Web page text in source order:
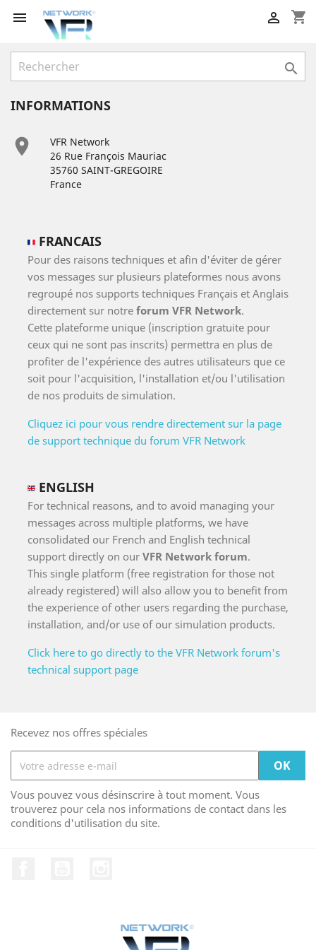
 shopping_cart


INFORMATIONS

VFR Network
26 Rue François Mauriac
35760 SAINT-GREGOIRE
France
FRANCAIS
Pour des raisons techniques et afin d'éviter de gérer
vos messages sur plusieurs plateformes nous avons
regroupé nos supports techniques Français et Anglais
directement sur notre forum VFR Network.
Cette plateforme unique (inscription gratuite pour
ceux qui ne sont pas inscrits) permettra en plus de
profiter de l'expérience des autres utilisateurs que ce
soit pour l'acquisition, l'installation et/ou l'utilisation
de nos produits de simulation.
Cliquez ici pour vous rendre directement sur la page
de support technique du forum VFR Network
ENGLISH
For technical reasons, and to avoid managing your
messages across multiple platforms, we have
consolidated our French and English technical
support directly on our VFR Network forum.
This single platform (free registration for those not
already registered) will also allow you to benefit from
the experience of other users regarding the purchase,
installation, and/or use of our simulation products.
Click here to go directly to the VFR Network forum's
technical support page
Recevez nos offres spéciales
Vous pouvez vous désinscrire à tout moment. Vous
trouverez pour cela nos informations de contact dans les
conditions d'utilisation du site.